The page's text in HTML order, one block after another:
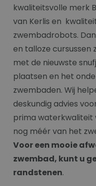
kwaliteitsvolle merk
van Kerlis en
zwembadrobots.
en talloze cursussen
met de nieuwste
plaatsen en het
zwembaden. Wij
deskundig advies
prima waterkwaliteit
nog méér van het
Voor een mooie
zwembad, kunt u
randstenen.